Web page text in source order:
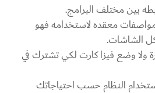
بين مختلف البرامج.
مواصفات معقده لاستخدامه فهو
الشاشات.
ولا وضع فيزا كارت لكي تشترك في
النظام حسب احتياجاتك